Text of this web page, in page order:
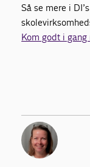
Så se mere i
Kom godt i